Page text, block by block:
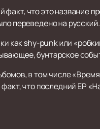
что это название
переведено на русский.
как shy-punk или
бунтарское
в том числе
что последний EP